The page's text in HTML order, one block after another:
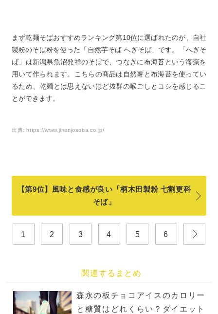
まず乾麺そばおすすめランキング第10位に選ばれたのが、自社
製粉のそば粉を使った「自然芋そば へぎそば」です。「へぎそ
ば」は新潟県魚沼発祥のそばで、つなぎに布海苔という海藻を
用いて作られます。こちらの商品は自然薯と布海苔を使ってい
るため、乾麺とは思えないほど抜群の喉ごしとコシを感じるこ
とができます。
出典:https://www.jinenjosoba.co.jp/
【第9位】風味と食感が良い「柄木田製粉 七割更科
そば」
1 2 3 4 5 6
関連するまとめ
森永の板チョコアイスのカロリー
と糖質はどれくらい？ダイエット